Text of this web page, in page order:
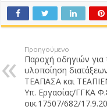
Προηγούμενο
Παροχή οδηγιών για
υλοποίηση
ΤΕΑΠΑΣΑ και
Υπ. Εργασίας/ΓΓΚΑ
οικ.17507/682/